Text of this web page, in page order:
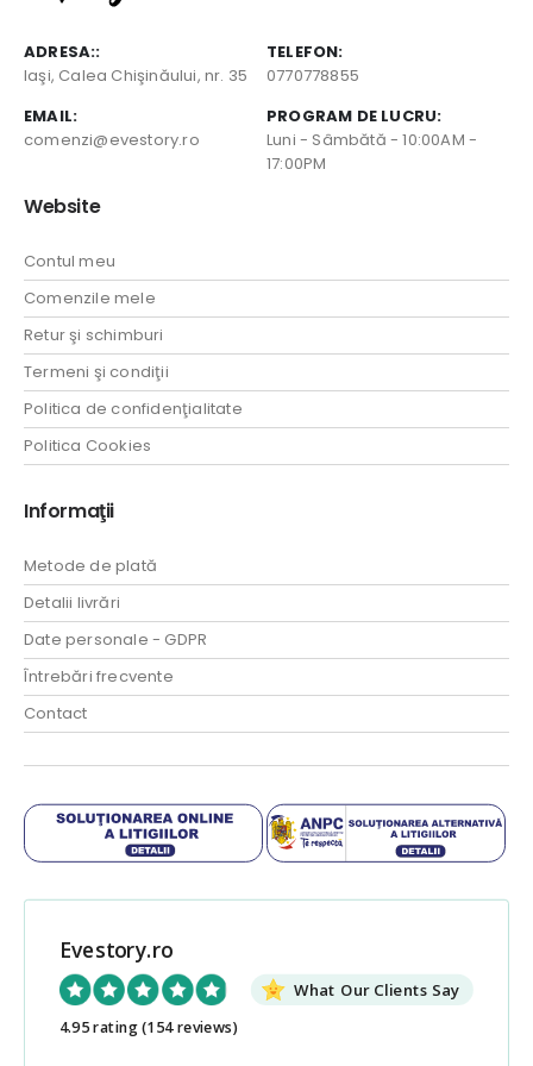
ADRESA::
Iaşi, Calea Chişinăului, nr. 35
TELEFON:
0770778855
EMAIL:
comenzi@evestory.ro
PROGRAM DE LUCRU:
Luni - Sâmbătă - 10:00AM -
17:00PM
Website
Contul meu
Comenzile mele
Retur şi schimburi
Termeni şi condiţii
Politica de confidenţialitate
Politica Cookies
Informaţii
Metode de plată
Detalii livrări
Date personale - GDPR
Întrebări frecvente
Contact
Evestory.ro
What Our Clients Say
4.95 rating(154 reviews)